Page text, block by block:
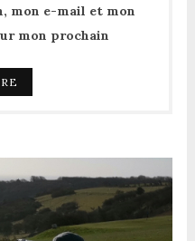
mon e-mail et mon
mon prochain